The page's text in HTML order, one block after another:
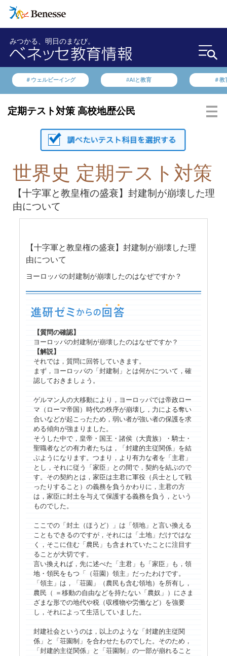
みつかる、明日のまなび。
＃ウェルビーイング #AIと教育 ＃教
定期テスト対策 高校地歴公民
世界史 定期テスト対策
【十字軍と教皇権の盛衰】封建制が崩壊した理
由について
【十字軍と教皇権の盛衰】封建制が崩壊した理
由について
ヨーロッパの封建制が崩壊したのはなぜですか？
【質問の確認】
ヨーロッパの封建制が崩壊したのはなぜですか？
【解説】
それでは，質問に回答していきます。
まず，ヨーロッパの「封建制」とは何かについて，確
認しておきましょう。
ゲルマン人の大移動により，ヨーロッパでは帝政ロー
マ（ローマ帝国）時代の秩序が崩壊し，力による奪い
合いなどが起こったため，弱い者が強い者の保護を求
める傾向が強まりました。
そうした中で，皇帝・国王・諸侯（大貴族）・騎士・
聖職者などの有力者たちは，「封建的主従関係」を結
ぶようになります。つまり，より有力な者を「主君」
とし，それに従う「家臣」との間で，契約を結ぶので
す。その契約とは，家臣は主君に軍役（兵士として戦
ったりすること）の義務を負うかわりに，主君の方
は，家臣に封土を与えて保護する義務を負う，という
ものでした。
ここでの「封土（ほうど）」は「領地」と言い換える
こともできるのですが，それには「土地」だけではな
く，そこに住む「農民」も含まれていたことに注目す
ることが大切です。
言い換えれば，先に述べた「主君」も「家臣」も，領
地・領民をもつ「（荘園）領主」だったわけです。
「領主」は，「荘園」（農民も含む領地）を所有し，
農民（ ＝移動の自由などを持たない「農奴」）にさま
ざまな形での地代や税（収穫物や労働など）を強要
し，それによって生活していました。
封建社会というのは，以上のような「封建的主従関
係」と「荘園制」を合わせたものでした。そのため，
「封建的主従関係」と「荘園制」の一部が崩れること